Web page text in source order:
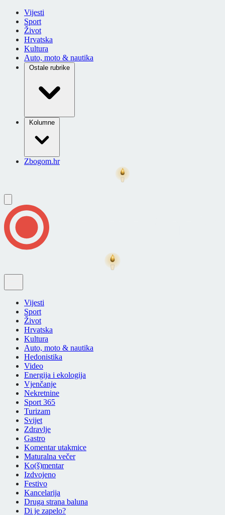
Vijesti
Sport
Život
Hrvatska
Kultura
Auto, moto & nautika
Ostale rubrike
Kolumne
Zbogom.hr
Vijesti
Sport
Život
Hrvatska
Kultura
Auto, moto & nautika
Hedonistika
Video
Energija i ekologija
Vjenčanje
Nekretnine
Sport 365
Turizam
Svijet
Zdravlje
Gastro
Komentar utakmice
Maturalna večer
Ko(š)mentar
Izdvojeno
Festivo
Kancelarija
Druga strana baluna
Di je zapelo?